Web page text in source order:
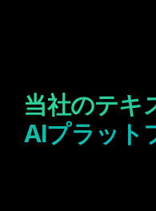
当社のテキ
AIプラット